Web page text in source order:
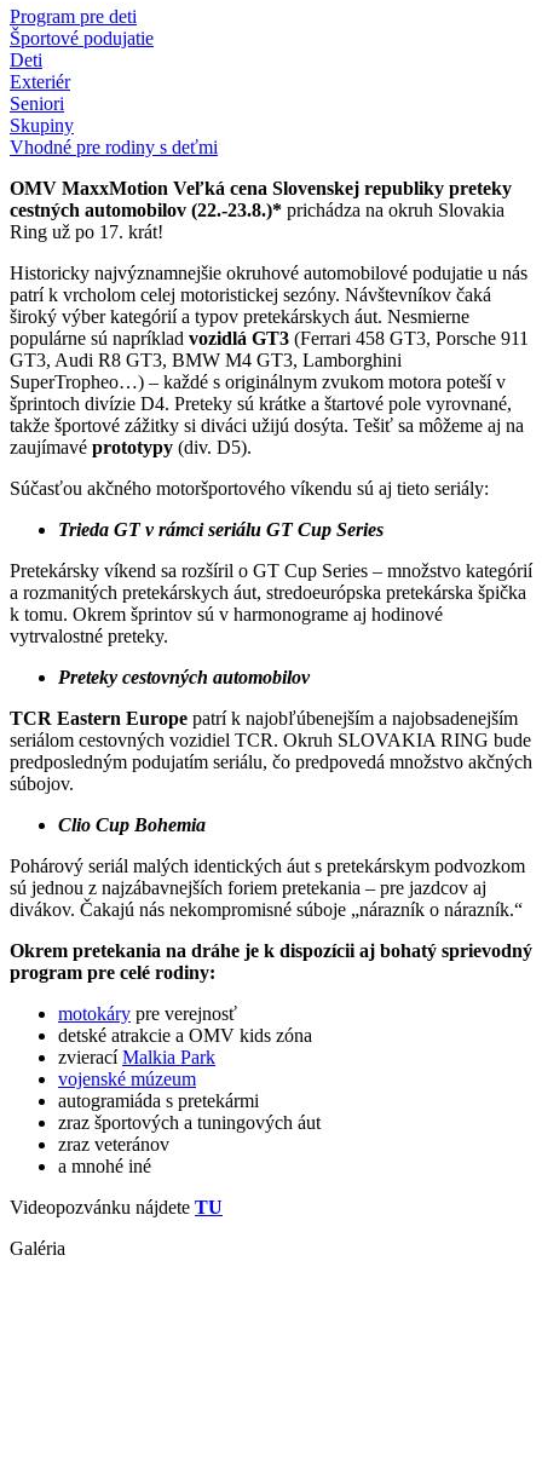
Program pre deti
Športové podujatie
Deti
Exteriér
Seniori
Skupiny
Vhodné pre rodiny s deťmi
OMV MaxxMotion Veľká cena Slovenskej republiky preteky
cestných automobilov (22.-23.8.)* prichádza na okruh Slovakia
Ring už po 17. krát!
Historicky najvýznamnejšie okruhové automobilové podujatie u nás
patrí k vrcholom celej motoristickej sezóny. Návštevníkov čaká
široký výber kategórií a typov pretekárskych áut. Nesmierne
populárne sú napríklad vozidlá GT3 (Ferrari 458 GT3, Porsche 911
GT3, Audi R8 GT3, BMW M4 GT3, Lamborghini
SuperTropheo…) – každé s originálnym zvukom motora poteší v
šprintoch divízie D4. Preteky sú krátke a štartové pole vyrovnané,
takže športové zážitky si diváci užijú dosýta. Tešiť sa môžeme aj na
zaujímavé prototypy (div. D5).
Súčasťou akčného motoršportového víkendu sú aj tieto seriály:
Trieda GT v rámci seriálu GT Cup Series
Pretekársky víkend sa rozšíril o GT Cup Series – množstvo kategórií
a rozmanitých pretekárskych áut, stredoeurópska pretekárska špička
k tomu. Okrem šprintov sú v harmonograme aj hodinové
vytrvalostné preteky.
Preteky cestovných automobilov
TCR Eastern Europe patrí k najobľúbenejším a najobsadenejším
seriálom cestovných vozidiel TCR. Okruh SLOVAKIA RING bude
predposledným podujatím seriálu, čo predpovedá množstvo akčných
súbojov.
Clio Cup Bohemia
Pohárový seriál malých identických áut s pretekárskym podvozkom
sú jednou z najzábavnejších foriem pretekania – pre jazdcov aj
divákov. Čakajú nás nekompromisné súboje „nárazník o nárazník.“
Okrem pretekania na dráhe je k dispozícii aj bohatý sprievodný
program pre celé rodiny:
motokáry pre verejnosť
detské atrakcie a OMV kids zóna
zvierací Malkia Park
vojenské múzeum
autogramiáda s pretekármi
zraz športových a tuningových áut
zraz veteránov
a mnohé iné
Videopozvánku nájdete TU
Galéria